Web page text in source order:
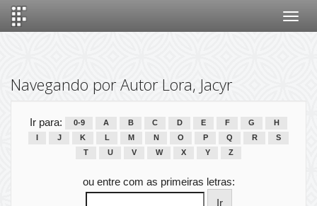
Navegando por Autor Lora, Jacyr
Ir para: 0-9 A B C D E F G
H
J K L M N O P Q R
S
T
U V W X Y Z
ou entre com as primeiras letras: